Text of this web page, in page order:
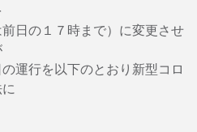
日の１７時まで）に変更させ
運行を以下のとおり新型コロ